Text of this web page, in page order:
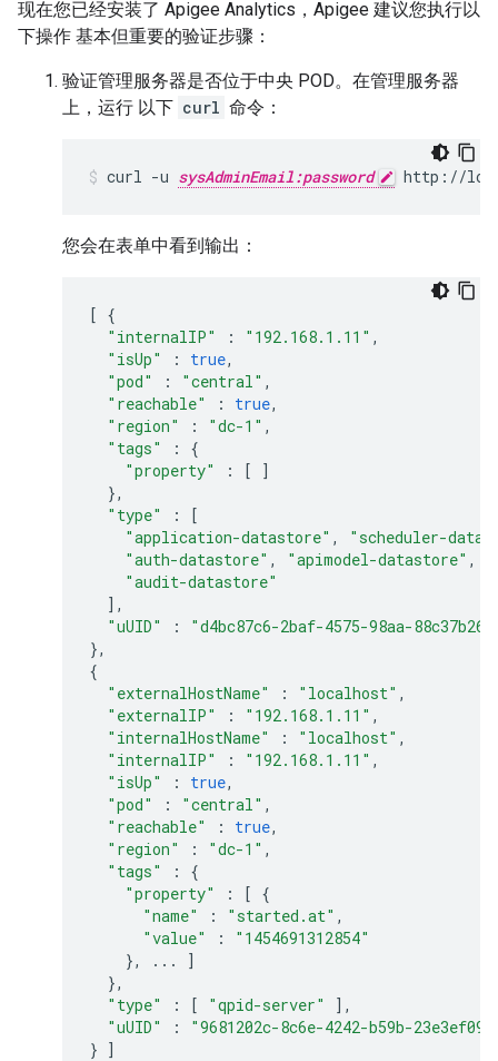
现在您已经安装了 Apigee Analytics，Apigee 建议您执行以
下操作 基本但重要的验证步骤：
验证管理服务器是否位于中央 POD。在管理服务器
上，运行 以下 curl 命令：
curl -u sysAdminEmail:password http://
您会在表单中看到输出：
[ {
"internalIP"
: "192.168.1.11" ,
"isUp"
: true,
"pod"
: "central" ,
"reachable"
: true,
"region"
: "dc-1" ,
"tags"
:
{
"property"
: [
]
},
"type"
:
[
"application-datastore" ,
"scheduler-
"auth-datastore" , "apimodel-datastore" ,
"audit-datastore"
],
"uUID"
:
"d4bc87c6-2baf-4575-98aa-
},
{
"externalHostName"
: "localhost" ,
"externalIP"
: "192.168.1.11" ,
"internalHostName"
: "localhost" ,
"internalIP"
: "192.168.1.11" ,
"isUp"
: true,
"pod"
: "central" ,
"reachable"
: true,
"region"
: "dc-1" ,
"tags"
:
{
"property"
: [ {
"name"
: "started.at" ,
"value"
:
"1454691312854"
},
...
]
},
"type"
: [ "qpid-server"
],
"uUID"
:
"9681202c-8c6e-4242-b59b-
} ]